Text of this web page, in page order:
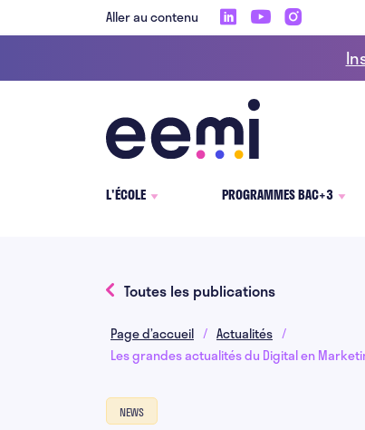
Aller au contenu
L'ÉCOLE PROGRAMMES BAC+3
Toutes les publications
Page d’accueil / Actualités /
Les grandes actualités du Digital en
NEWS